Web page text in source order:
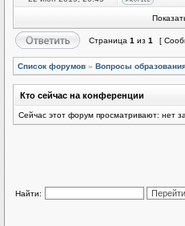
Страница 1 из 1 [
Список форумов » Вопросы
Кто сейчас на конференции
Сейчас этот форум просматривают: нет
Найти: